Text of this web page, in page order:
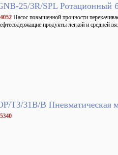
25/3R/SPL Ротационный
Насос повышенной прочности
продукты легкой и средней
T3/31B/B Пневматическая